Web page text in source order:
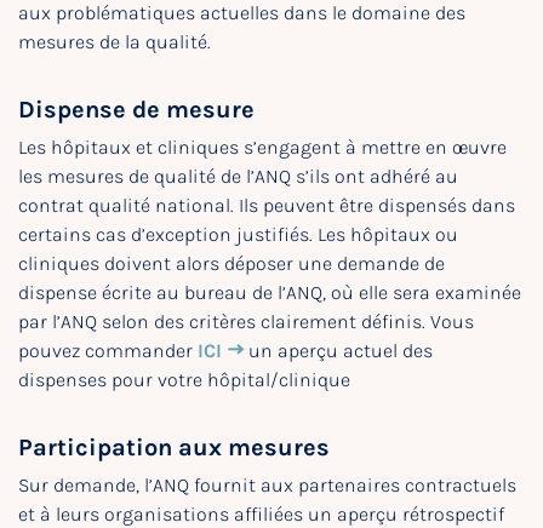
aux problématiques actuelles dans le domaine des
mesures de la qualité.
Dispense de mesure
Les hôpitaux et cliniques s’engagent à mettre en œuvre
les mesures de qualité de l’ANQ s’ils ont adhéré au
contrat qualité national. Ils peuvent être dispensés dans
certains cas d’exception justifiés. Les hôpitaux ou
cliniques doivent alors déposer une demande de
dispense écrite au bureau de l’ANQ, où elle sera examinée
par l’ANQ selon des critères clairement définis. Vous
pouvez commander ICI
un aperçu actuel des
dispenses pour votre hôpital/clinique
Participation aux mesures
Sur demande, l’ANQ fournit aux partenaires contractuels
et à leurs organisations affiliées un aperçu rétrospectif